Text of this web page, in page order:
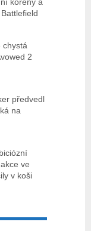
chystá
2
předvedl
na
ve
v koši